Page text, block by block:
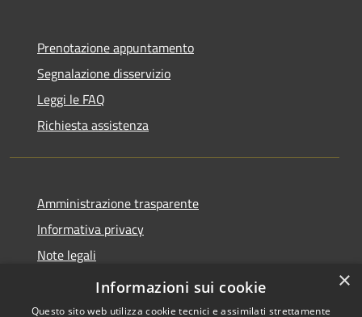
Prenotazione appuntamento
Segnalazione disservizio
Leggi le FAQ
Richiesta assistenza
Amministrazione trasparente
Informativa privacy
Note legali
Dichiarazione di accessibilità
×
Informazioni sui cookie
Questo sito web utilizza cookie tecnici e assimilati strettamente